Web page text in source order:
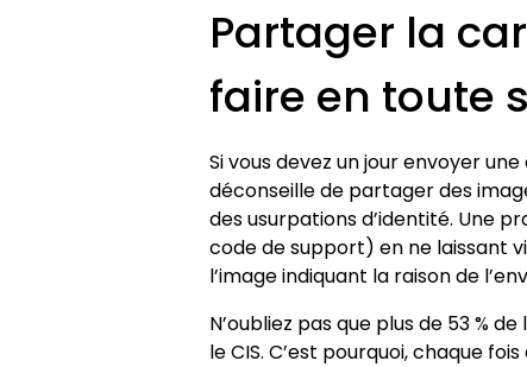
Partager la
faire en toute
Si vous devez un jour envoyer
déconseille de partager des
des usurpations d’identité. Une
code de support) en ne laissant
l’image indiquant la raison de
N’oubliez pas que plus de 53 %
le CIS. C’est pourquoi, chaque